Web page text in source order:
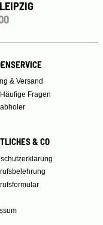
& Versand
Häufige Fragen
& CO